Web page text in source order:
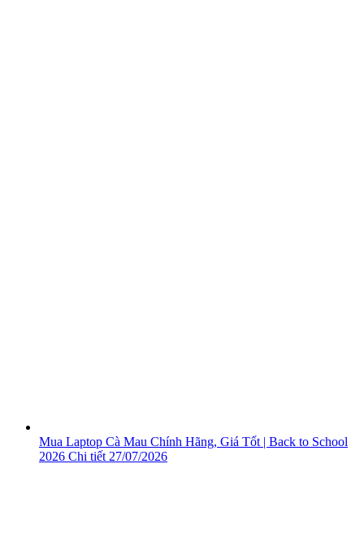
Mua Laptop Cà Mau Chính Hãng, Giá Tốt | Back to School
2026 Chi tiết 27/07/2026